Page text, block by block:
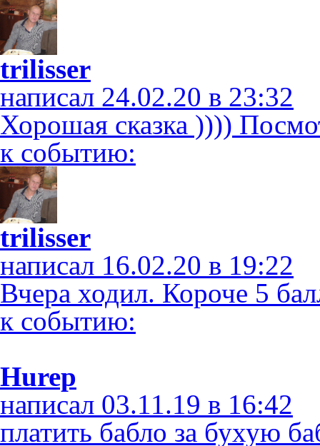
trilisser
написал 24.02.20 в 23:32
Хорошая сказка ))))
к событию:
trilisser
написал 16.02.20 в 19:22
Вчера ходил. Короче 5
к событию:
Hurep
написал 03.11.19 в 16:42
платить бабло за бухую